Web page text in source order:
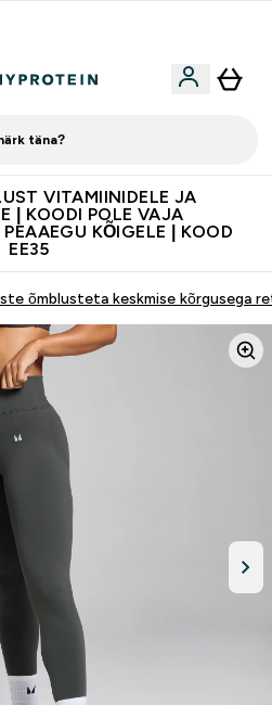
täna?
VITAMIINIDELE JA
| KOODI POLE VAJA
KÕIGELE | KOOD
EE35
õmblusteta keskmise kõrgusega